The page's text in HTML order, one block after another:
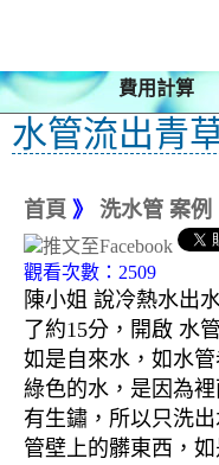
費用計算
水管流出青
首頁 》 洗水管 案例
觀看次數：2509
陳小姐 說冷熱水出
了約15分，開啟 水
如是自來水，如水
綠色的水，是因為
有生鏽，所以只洗
管壁上的髒東西，